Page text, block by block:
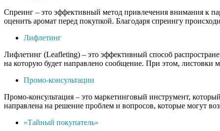
Спреинг – это эффективный метод привлечения внимания к
оценить аромат перед покупкой. Благодаря спреингу
Лифлетинг
Лифлетинг (Leafleting) – это эффективный способ
на которую будет направлено сообщение. При этом, листовки
Промо-консультации
Промо-консультация – это маркетинговый инструмент,
направлена на решение проблем и вопросов, которые могут
«Тайный покупатель»